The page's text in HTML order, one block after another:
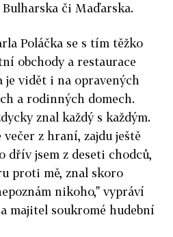
Bulharska či Maďarska.
Poláčka se s tím těžko
obchody a restaurace
je vidět i na opravených
a rodinných domech.
znal každý s každým.
večer z hraní, zajdu ještě
dřív jsem z deseti chodců,
proti mě, znal skoro
nikoho," vypráví
majitel soukromé hudební